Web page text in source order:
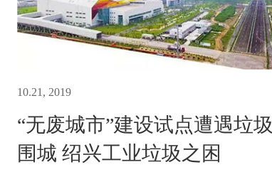
10.21, 2019
“无废城市”建设试点遭遇垃圾
围城 绍兴工业垃圾之困